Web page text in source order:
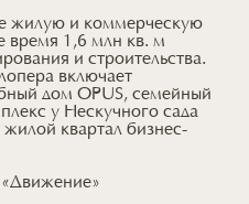
жилую и коммерческую
время 1,6 млн кв. м
и строительства.
включает
дом OPUS, семейный
у Нескучного сада
квартал бизнес-